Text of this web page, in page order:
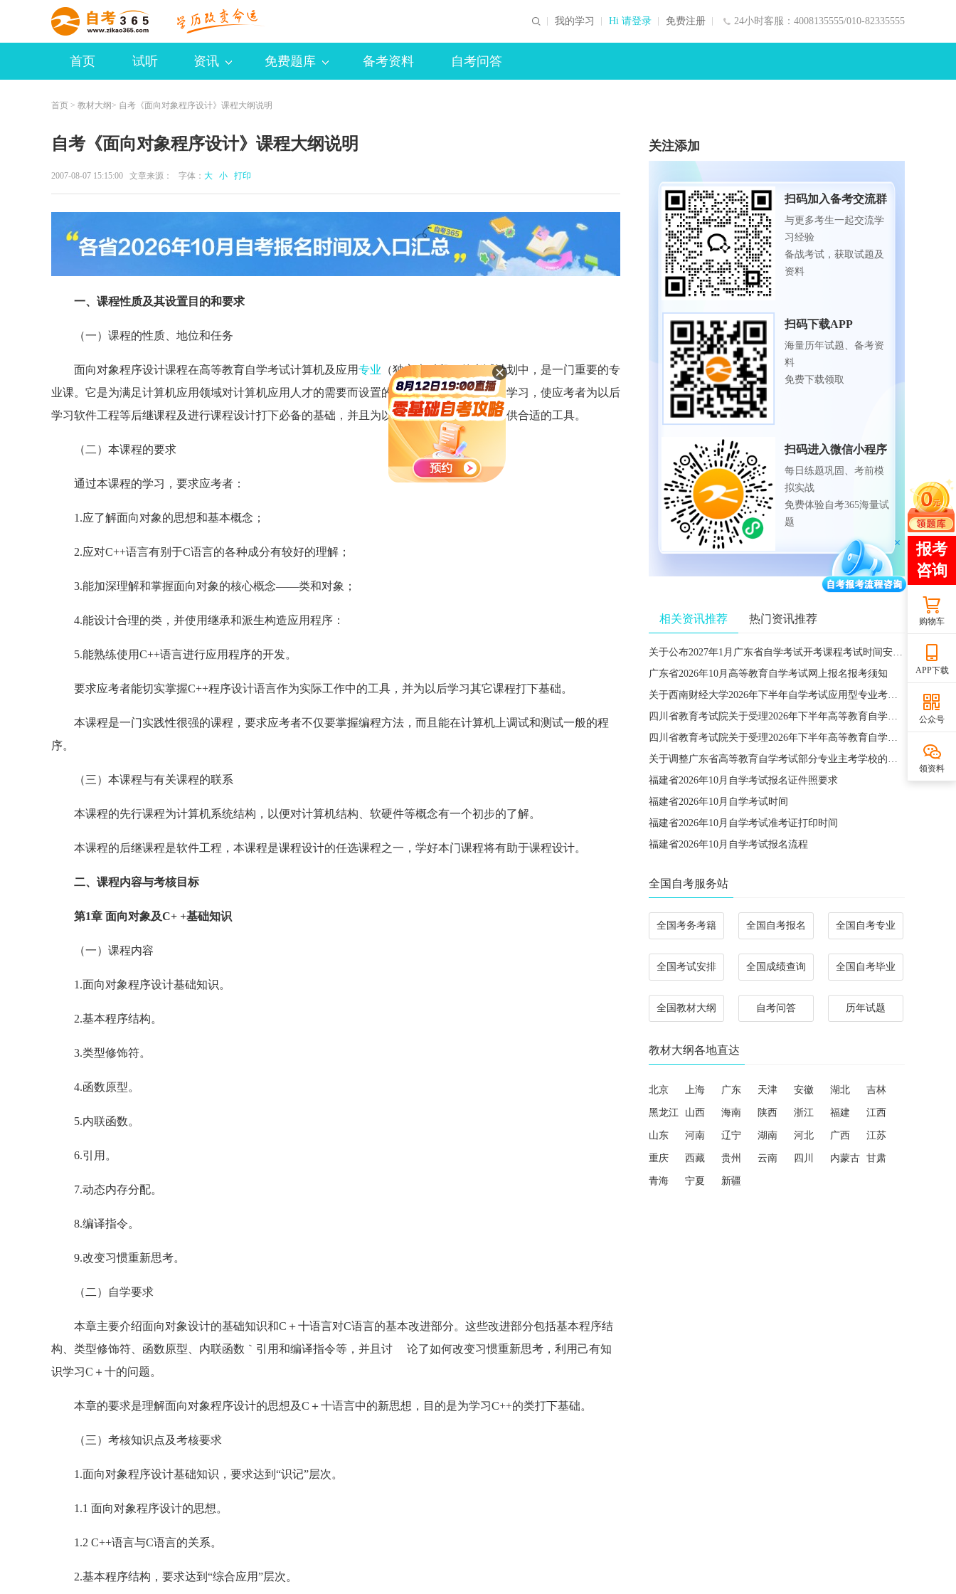
24小时客服：4008135555/010-82335555
我的学习 Hi 请登录 免费注册
首页 试听 资讯 免费题库 备考资料 自考问答
首页 > 教材大纲 > 自考《面向对象程序设计》课程大纲说明
自考《面向对象程序设计》课程大纲说明
2007-08-07 15:15:00 文章来源： 字体： 大 小 打印
一、课程性质及其设置目的和要求
（一）课程的性质、地位和任务
面向对象程序设计课程在高等教育自学考试计算机及应用专业 （独立本科段）的考试计划中，是一门重要的专
业课。它是为满足计算机应用领域对计算机应用人才的需要而设置的。本课程的任务是通过学习，使应考者为以后
学习软件工程等后继课程及进行课程设计打下必备的基础，并且为以后从事应用软件开发提供合适的工具。
（二）本课程的要求
通过本课程的学习，要求应考者：
1.应了解面向对象的思想和基本概念；
2.应对C++语言有别于C语言的各种成分有较好的理解；
3.能加深理解和掌握面向对象的核心概念——类和对象；
4.能设计合理的类，并使用继承和派生构造应用程序：
5.能熟练使用C++语言进行应用程序的开发。
要求应考者能切实掌握C++程序设计语言作为实际工作中的工具，并为以后学习其它课程打下基础。
本课程是一门实践性很强的课程，要求应考者不仅要掌握编程方法，而且能在计算机上调试和测试一般的程
序。
（三）本课程与有关课程的联系
本课程的先行课程为计算机系统结构，以便对计算机结构、软硬件等概念有一个初步的了解。
本课程的后继课程是软件工程，本课程是课程设计的任选课程之一，学好本门课程将有助于课程设计。
二、课程内容与考核目标
第1章 面向对象及C+ +基础知识
（一）课程内容
1.面向对象程序设计基础知识。
2.基本程序结构。
3.类型修饰符。
4.函数原型。
5.内联函数。
6.引用。
7.动态内存分配。
8.编译指令。
9.改变习惯重新思考。
（二）自学要求
本章主要介绍面向对象设计的基础知识和C＋十语言对C语言的基本改进部分。这些改进部分包括基本程序结
构、类型修饰符、函数原型、内联函数｀引用和编译指令等，并且讨 论了如何改变习惯重新思考，利用己有知
识学习C＋十的问题。
本章的要求是理解面向对象程序设计的思想及C＋十语言中的新思想，目的是为学习C++的类打下基础。
（三）考核知识点及考核要求
1.面向对象程序设计基础知识，要求达到“识记”层次。
1.1 面向对象程序设计的思想。
1.2 C++语言与C语言的关系。
2.基本程序结构，要求达到“综合应用”层次。
关注添加
扫码加入备考交流群
与更多考生一起交流学
习经验
备战考试，获取试题及
资料
扫码下载APP
海量历年试题、备考资
料
免费下载领取
扫码进入微信小程序
每日练题巩固、考前模
拟实战
免费体验自考365海量试
题
相关资讯推荐 热门资讯推荐
关于公布2027年1月广东省自学考试开考课程考试时间安排和使用教材的通知
广东省2026年10月高等教育自学考试网上报名报考须知
关于西南财经大学2026年下半年自学考试应用型专业考籍更改办理的通知
四川省教育考试院关于受理2026年下半年高等教育自学考试省际转考申请的通告
四川省教育考试院关于受理2026年下半年高等教育自学考试考籍更改申请的通告
关于调整广东省高等教育自学考试部分专业主考学校的通知
福建省2026年10月自学考试报名证件照要求
福建省2026年10月自学考试时间
福建省2026年10月自学考试准考证打印时间
福建省2026年10月自学考试报名流程
全国自考服务站
全国考务考籍 全国自考报名 全国自考专业
全国考试安排 全国成绩查询 全国自考毕业
全国教材大纲 自考问答 历年试题
教材大纲各地直达
北京 上海 广东 天津 安徽 湖北 吉林
黑龙江 山西 海南 陕西 浙江 福建 江西
山东 河南 辽宁 湖南 河北 广西 江苏
重庆 西藏 贵州 云南 四川 内蒙古 甘肃
青海 宁夏 新疆
购物车
APP下载
公众号
领资料